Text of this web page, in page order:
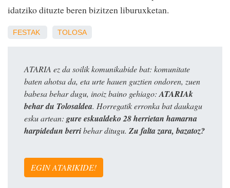
idatziko dituzte beren bizitzen liburuxketan.
FESTAK TOLOSA
ATARIA ez da soilik komunikabide bat: komunitate
baten ahotsa da, eta urte hauen guztien ondoren, zuen
babesa behar dugu, inoiz baino gehiago: ATARIAk
behar du Tolosaldea. Horregatik erronka bat daukagu
esku artean: gure eskualdeko 28 herrietan hamarna
harpidedun berribehar ditugu. Zu falta zara, bazatoz?
EGIN ATARIKIDE!